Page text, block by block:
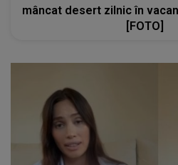
mâncat desert zilnic în
[FOTO]